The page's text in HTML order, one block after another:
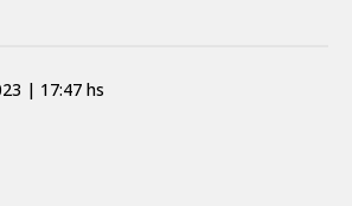
| 17:47 hs